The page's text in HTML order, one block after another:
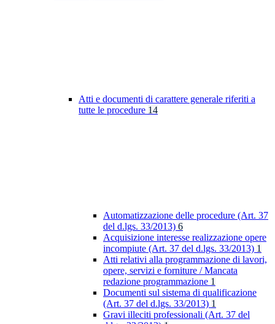
Atti e documenti di carattere generale riferiti a
tutte le procedure 14
Automatizzazione delle procedure (Art. 37
del d.lgs. 33/2013) 6
Acquisizione interesse realizzazione opere
incompiute (Art. 37 del d.lgs. 33/2013) 1
Atti relativi alla programmazione di lavori,
opere, servizi e forniture / Mancata
redazione programmazione 1
Documenti sul sistema di qualificazione
(Art. 37 del d.lgs. 33/2013) 1
Gravi illeciti professionali (Art. 37 del